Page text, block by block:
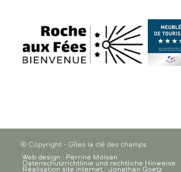
© Copyright - Gîtes la clé des champs
Web design : Perrine Moisan
Datenschutzrichtlinie und rechtliche Hinweise
Réalisation site internet : Jonathan Goetz